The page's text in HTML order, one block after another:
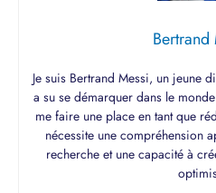
Bertrand
Je suis Bertrand Messi, un jeune
a su se démarquer dans le
me faire une place en tant que
nécessite une compréhension
recherche et une capacité à